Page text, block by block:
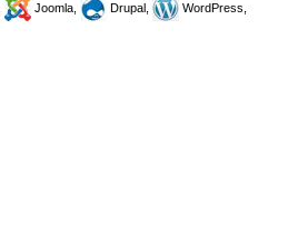
Joomla, Drupal,
WordPress,